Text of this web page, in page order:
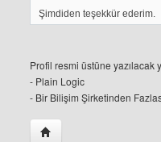
Şimdiden teşekkür ederim.
Profil resmi üstüne yazılacak
- Plain Logic
- Bir Bilişim Şirketinden
Yazarın web sitesini